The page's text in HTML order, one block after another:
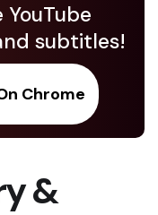
subtitles!
Chrome
&